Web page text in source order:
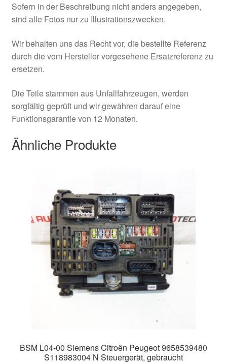
Sofern in der Beschreibung nicht anders angegeben,
sind alle Fotos nur zu Illustrationszwecken.
Wir behalten uns das Recht vor, die bestellte Referenz
durch die vom Hersteller vorgesehene Ersatzreferenz zu
ersetzen.
Die Teile stammen aus Unfallfahrzeugen, werden
sorgfältig geprüft und wir gewähren darauf eine
Funktionsgarantie von 12 Monaten.
Ähnliche Produkte
BSM L04-00 Siemens Citroën Peugeot 9658539480
S118983004 N Steuergerät, gebraucht